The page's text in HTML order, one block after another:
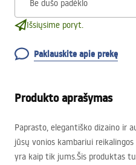
Išsiųsime poryt.
Paklauskite apie prekę
Produkto aprašymas
Paprasto, elegantiško dizaino ir
jūsų vonios kambariui
yra kaip tik jums.Šis produktas